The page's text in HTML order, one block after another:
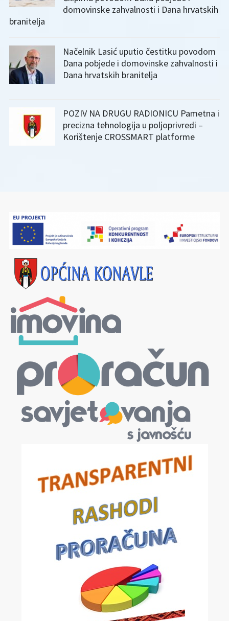
domovinske zahvalnosti i Dana hrvatskih
branitelja
Načelnik Lasić uputio čestitku povodom
Dana pobjede i domovinske zahvalnosti i
Dana hrvatskih branitelja
POZIV NA DRUGU RADIONICU Pametna i
precizna tehnologija u poljoprivredi –
Korištenje CROSSMART platforme